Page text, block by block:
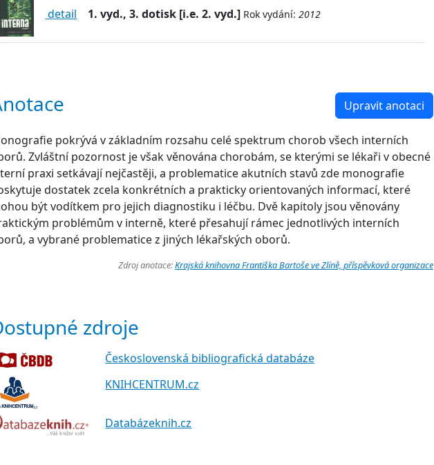
detail 1. vyd., 3. dotisk [i.e. 2. vyd.] Rok vydání:2012
Upravit anotaci
pokrývá v základním rozsahu celé spektrum chorob všech interních
Zvláštní pozornost je však věnována chorobám, se kterými se lékaři v obecné
praxi setkávají nejčastěji, a problematice akutních stavů zde monografie
dostatek zcela konkrétních a prakticky orientovaných informací, které
být vodítkem pro jejich diagnostiku i léčbu. Dvě kapitoly jsou věnovány
problémům v interně, které přesahují rámec jednotlivých interních
a vybrané problematice z jiných lékařských oborů.
Zdroj anotace:Krajská knihovna Františka Bartoše ve Zlíně, příspěvková organizace
zdroje
Československá bibliografická databáze
KNIHCENTRUM.cz
Databázeknih.cz